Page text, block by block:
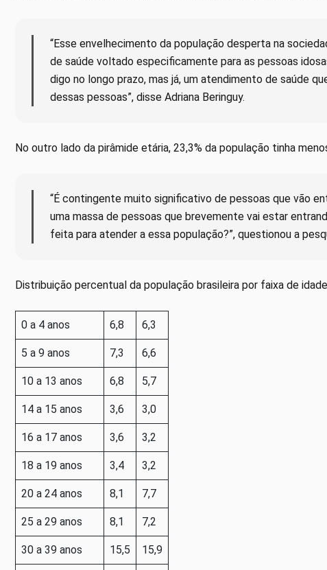
“Esse envelhecimento da população desperta na
de saúde voltado especificamente para as pessoas
digo no longo prazo, mas já, um atendimento de saúde
dessas pessoas”, disse Adriana Beringuy.
No outro lado da pirâmide etária, 23,3% da população tinha
“É contingente muito significativo de pessoas que vão
uma massa de pessoas que brevemente vai estar
feita para atender a essa população?”, questionou a
Distribuição percentual da população brasileira por faixa de idade
0 a 4 anos 6,8 6,3
5 a 9 anos 7,3 6,6
10 a 13 anos 6,8 5,7
14 a 15 anos 3,6 3,0
16 a 17 anos 3,6 3,2
18 a 19 anos 3,4 3,2
20 a 24 anos 8,1 7,7
25 a 29 anos 8,1 7,2
30 a 39 anos 15,5 15,9